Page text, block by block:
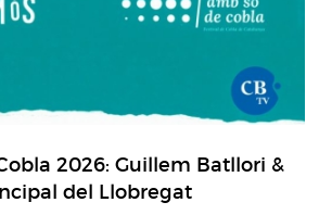
2026: Guillem Batllori &
del Llobregat